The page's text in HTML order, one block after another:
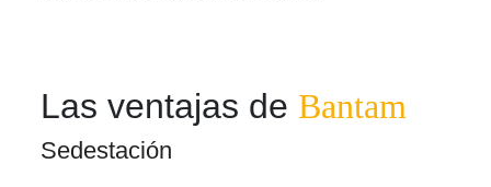
Las ventajas de Bantam
Sedestación